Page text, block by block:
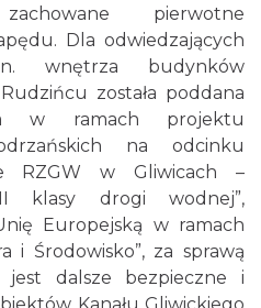
pierwotne
Dla odwiedzających
wnętrza budynków
została poddana
w ramach projektu
na odcinku
RZGW w Gliwicach –
klasy drogi wodnej”,
Europejską w ramach
i Środowisko”, za sprawą
jest dalsze bezpieczne i